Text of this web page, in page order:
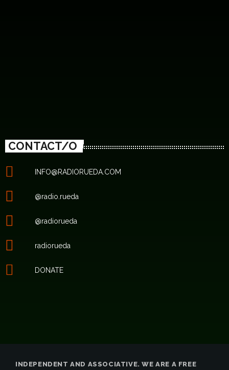
CONTACT/O
INFO@RADIORUEDA.COM
@radio.rueda
@radiorueda
radiorueda
DONATE
INDEPENDENT AND ASSOCIATIVE. WE ARE A FREE